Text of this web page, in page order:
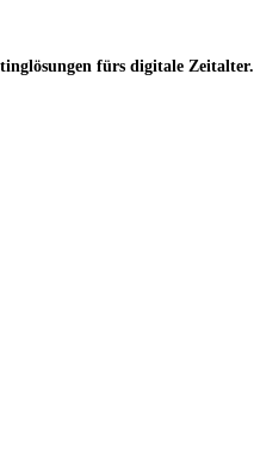
fürs digitale Zeitalter.